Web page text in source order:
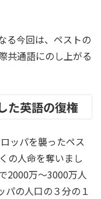
る今回は、ペストの
共通語にのし上がる
た英語の復権
ッパを襲ったペス
の人命を奪いまし
2000万～3000万人
パの人口の３分の１